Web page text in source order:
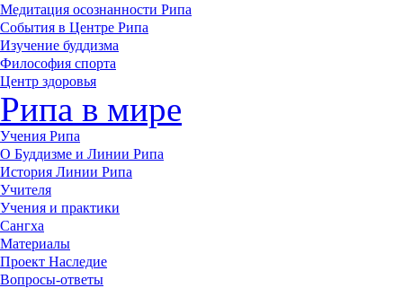
Медитация осознанности Рипа
События в Центре Рипа
Изучение буддизма
Философия спорта
Центр здоровья
Рипа в мире
Учения Рипа
О Буддизме и Линии Рипа
История Линии Рипа
Учителя
Учения и практики
Сангха
Материалы
Проект Наследие
Вопросы-ответы